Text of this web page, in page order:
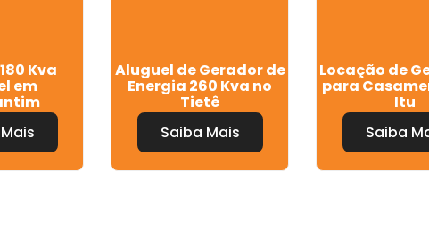
Kva
em
Aluguel de Gerador de
Energia 260 Kva no
Tietê
Saiba Mais
Locação de
para
Itu
Saiba